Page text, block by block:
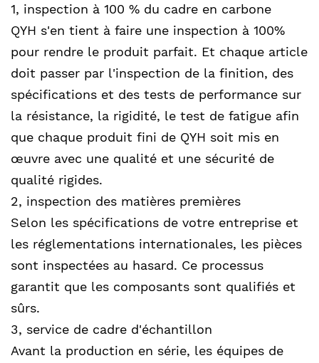
1, inspection à 100 % du cadre en carbone
QYH s'en tient à faire une inspection à 100%
pour rendre le produit parfait. Et chaque article
doit passer par l'inspection de la finition, des
spécifications et des tests de performance sur
la résistance, la rigidité, le test de fatigue afin
que chaque produit fini de QYH soit mis en
œuvre avec une qualité et une sécurité de
qualité rigides.
2, inspection des matières premières
Selon les spécifications de votre entreprise et
les réglementations internationales, les pièces
sont inspectées au hasard. Ce processus
garantit que les composants sont qualifiés et
sûrs.
3, service de cadre d'échantillon
Avant la production en série, les équipes de